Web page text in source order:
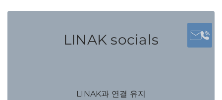
LINAK socials
LINAK과 연결 유지